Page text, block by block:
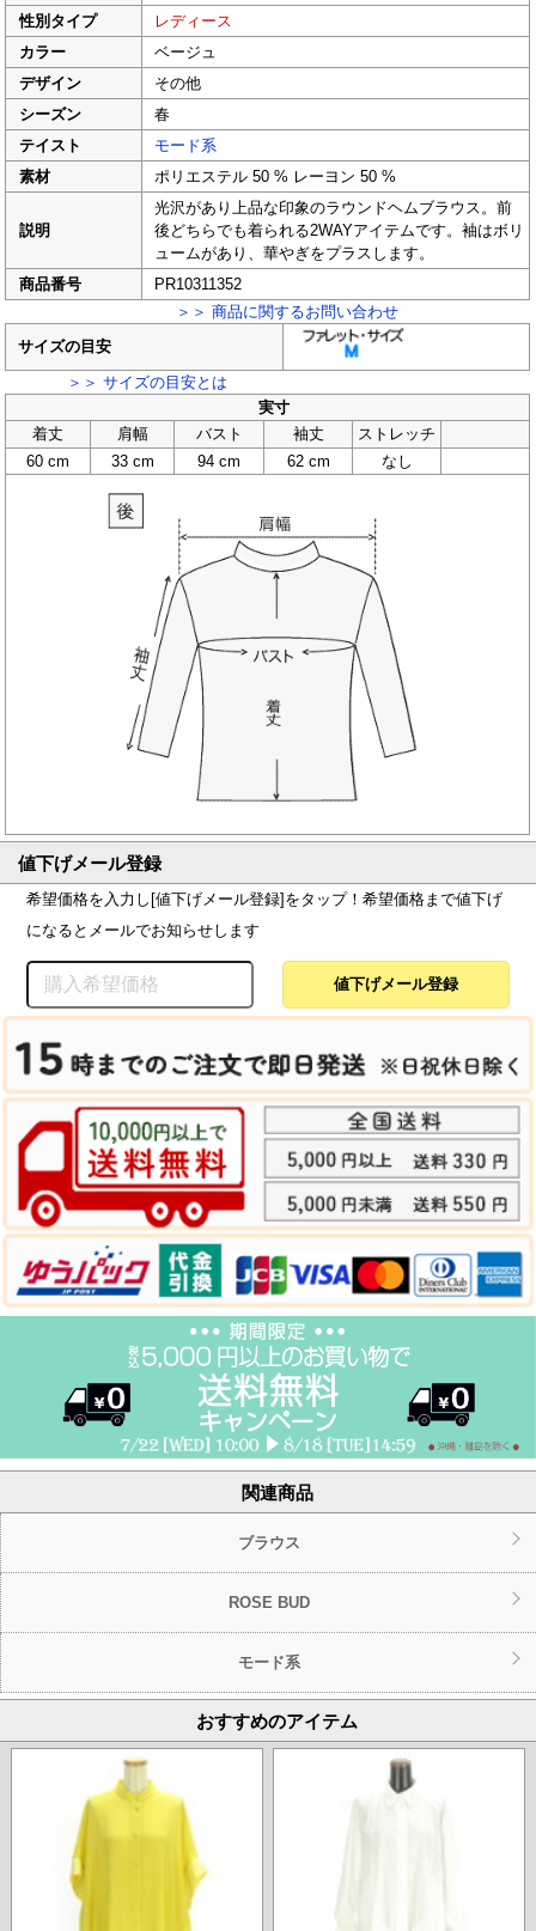
性別タイプ
レディース
カラー
ベージュ
デザイン
その他
シーズン
春
テイスト
モード系
素材
ポリエステル 50 % レーヨン 50 %
説明
光沢があり上品な印象のラウンドヘムブラウス。前
後どちらでも着られる2WAYアイテムです。袖はボリ
ュームがあり、華やぎをプラスします。
商品番号
PR10311352
＞＞ 商品に関するお問い合わせ
サイズの目安
＞＞ サイズの目安とは
実寸
着丈
肩幅 バスト 袖丈
ストレッチ
60 cm
33 cm 94 cm 62 cm なし
値下げメール登録
希望価格を入力し[値下げメール登録]をタップ！希望価格まで値下げ
になるとメールでお知らせします
関連商品
ブラウス
ROSE BUD
モード系
おすすめのアイテム